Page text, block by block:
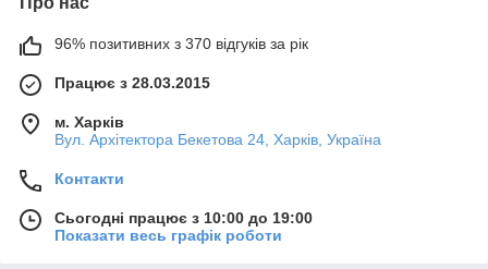
96% позитивних з 370 відгуків за рік
Працює з 28.03.2015
м. Харків
Вул. Архітектора Бекетова 24, Харків, Україна
Контакти
Сьогодні працює з 10:00 до 19:00
Показати весь графік роботи